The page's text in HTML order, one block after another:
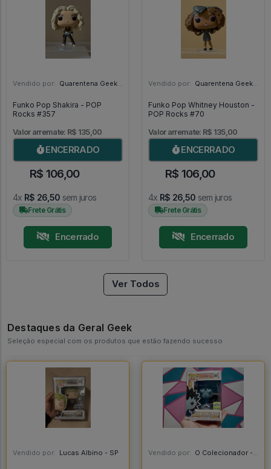
Vendido por: Quarentena Geek Store - SP
Funko Pop Shakira - POP
Rocks #357
Valor arremate: R$ 135,00
ENCERRADO
R$ 106,00
4x R$ 26,50 sem juros
Frete Grátis
Encerrado
Vendido por: Quarentena Geek Store - SP
Funko Pop Whitney Houston -
POP Rocks #70
Valor arremate: R$ 135,00
ENCERRADO
R$ 106,00
4x R$ 26,50 sem juros
Frete Grátis
Encerrado
Ver Todos
Destaques da Geral Geek
Seleção especial com os produtos que estão fazendo sucesso
Vendido por: Lucas Albino - SP Vendido por: O Colecionador - SP